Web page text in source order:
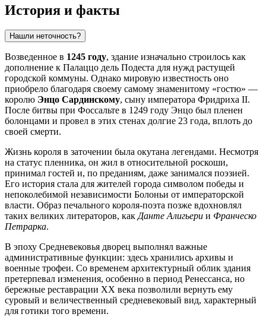
История и факты
Нашли неточность?
Возведенное в 1245 году, здание изначально строилось как
дополнение к Палаццо дель Подеста для нужд растущей
городской коммуны. Однако мировую известность оно
приобрело благодаря своему самому знаменитому «гостю» —
королю Энцо Сардинскому, сыну императора Фридриха II.
После битвы при Фоссальте в 1249 году Энцо был пленен
болонцами и провел в этих стенах долгие 23 года, вплоть до
своей смерти.
Жизнь короля в заточении была окутана легендами. Несмотря
на статус пленника, он жил в относительной роскоши,
принимал гостей и, по преданиям, даже занимался поэзией.
Его история стала для жителей города символом победы и
непоколебимой независимости Болоньи от императорской
власти. Образ печального короля-поэта позже вдохновлял
таких великих литераторов, какДанте Алигьери и Франческо
Петрарка.
В эпоху Средневековья дворец выполнял важные
административные функции: здесь хранились архивы и
военные трофеи. Со временем архитектурный облик здания
претерпевал изменения, особенно в период Ренессанса, но
бережные реставрации XX века позволили вернуть ему
суровый и величественный средневековый вид, характерный
для готики того времени.